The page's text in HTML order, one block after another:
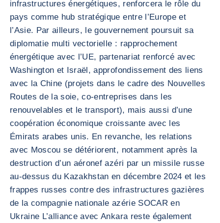
infrastructures énergétiques, renforcera le rôle du
pays comme hub stratégique entre l’Europe et
l’Asie. Par ailleurs, le gouvernement poursuit sa
diplomatie multi vectorielle : rapprochement
énergétique avec l’UE, partenariat renforcé avec
Washington et Israël, approfondissement des liens
avec la Chine (projets dans le cadre des Nouvelles
Routes de la soie, co-entreprises dans les
renouvelables et le transport), mais aussi d’une
coopération économique croissante avec les
Émirats arabes unis. En revanche, les relations
avec Moscou se détériorent, notamment après la
destruction d’un aéronef azéri par un missile russe
au-dessus du Kazakhstan en décembre 2024 et les
frappes russes contre des infrastructures gazières
de la compagnie nationale azérie SOCAR en
Ukraine L’alliance avec Ankara reste également